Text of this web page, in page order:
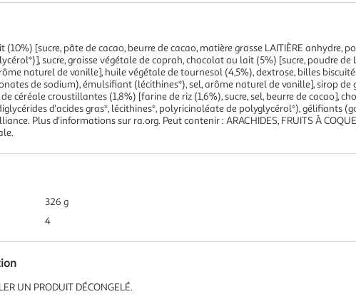
[sucre, pâte de cacao, beurre de cacao, matière grasse LAITIÈRE anhydre,
sucre, graisse végétale de coprah, chocolat au lait (5%) [sucre, poudre de
naturel de vanille], huile végétale de tournesol (4,5%), dextrose, billes
de sodium), émulsifiant (lécithines*), sel, arôme naturel de vanille], sirop de
céréale croustillantes (1,8%) [farine de riz (1,6%), sucre, sel, beurre de cacao],
d'acides gras*, lécithines*, polyricinoléate de polyglycérol*), gélifiants
Plus d'informations sur ra.org. Peut contenir : ARACHIDES, FRUITS À
326 g
4
UN PRODUIT DÉCONGELÉ.